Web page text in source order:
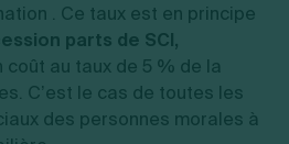
. Ce taux est en principe
parts de SCI,
coût au taux de 5 % de la
C’est le cas de toutes les
des personnes morales à